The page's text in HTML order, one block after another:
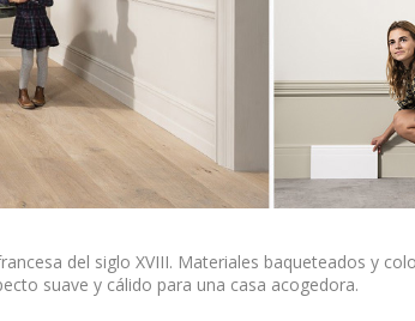
del siglo XVIII. Materiales baqueteados y
suave y cálido para una casa acogedora.